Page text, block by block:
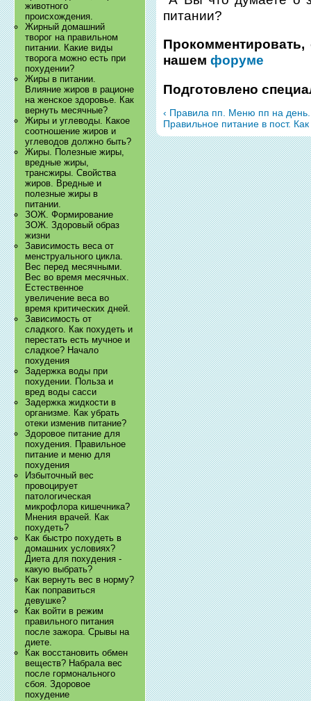
животного
происхождения.
Жирный домашний
творог на правильном
питании. Какие виды
творога можно есть при
похудении?
Жиры в питании.
Влияние жиров в рационе
на женское здоровье. Как
вернуть месячные?
Жиры и углеводы. Какое
соотношение жиров и
углеводов должно быть?
Жиры. Полезные жиры,
вредные жиры,
трансжиры. Свойства
жиров. Вредные и
полезные жиры в
питании.
ЗОЖ. Формирование
ЗОЖ. Здоровый образ
жизни
Зависимость веса от
менструального цикла.
Вес перед месячными.
Вес во время месячных.
Естественное
увеличение веса во
время критических дней.
Зависимость от
сладкого. Как похудеть и
перестать есть мучное и
сладкое? Начало
похудения
Задержка воды при
похудении. Польза и
вред воды сасси
Задержка жидкости в
организме. Как убрать
отеки изменив питание?
Здоровое питание для
похудения. Правильное
питание и меню для
похудения
Избыточный вес
провоцирует
патологическая
микрофлора кишечника?
Мнения врачей. Как
похудеть?
Как быстро похудеть в
домашних условиях?
Диета для похудения -
какую выбрать?
Как вернуть вес в норму?
Как поправиться
девушке?
Как войти в режим
правильного питания
после зажора. Срывы на
диете.
Как восстановить обмен
веществ? Набрала вес
после гормонального
сбоя. Здоровое
похудение
питании?
нашемфоруме
Подготовлено
‹ Правила пп. Меню пп на
Правильное питание в пост.